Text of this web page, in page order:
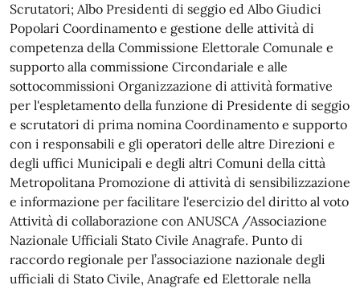
Scrutatori; Albo Presidenti di seggio ed Albo Giudici
Popolari Coordinamento e gestione delle attività di
competenza della Commissione Elettorale Comunale e
supporto alla commissione Circondariale e alle
sottocommissioni Organizzazione di attività formative
per l'espletamento della funzione di Presidente di seggio
e scrutatori di prima nomina Coordinamento e supporto
con i responsabili e gli operatori delle altre Direzioni e
degli uffici Municipali e degli altri Comuni della città
Metropolitana Promozione di attività di sensibilizzazione
e informazione per facilitare l'esercizio del diritto al voto
Attività di collaborazione con ANUSCA /Associazione
Nazionale Ufficiali Stato Civile Anagrafe. Punto di
raccordo regionale per l’associazione nazionale degli
ufficiali di Stato Civile, Anagrafe ed Elettorale nella